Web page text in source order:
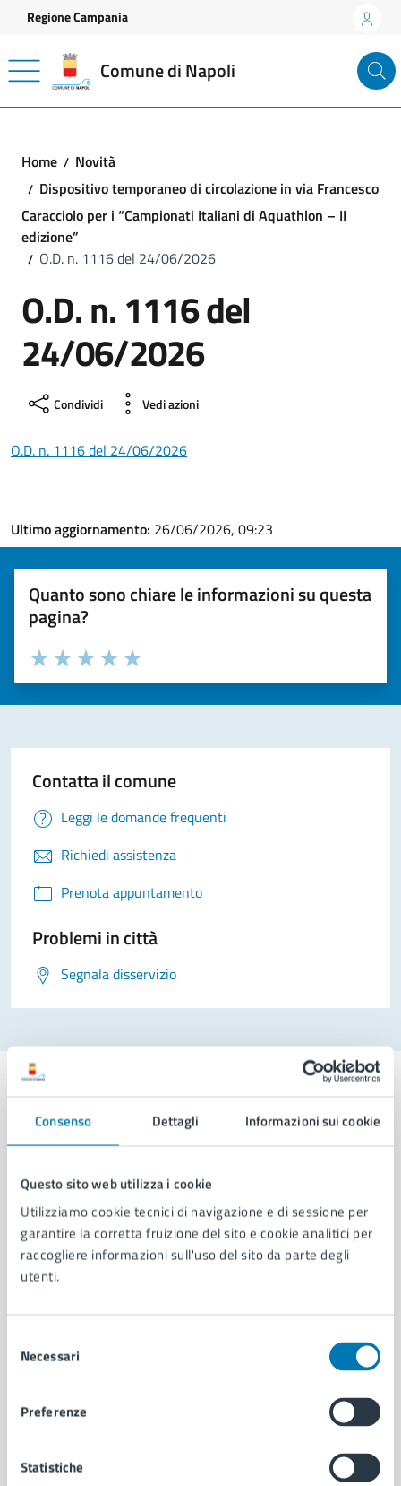
Consenso Dettagli Informazioni sui cookie
Questo sito web utilizza i cookie
Utilizziamo cookie tecnici di navigazione e di sessione per
garantire la corretta fruizione del sito e cookie analitici per
raccogliere informazioni sull'uso del sito da parte degli
utenti.
delNecessari
Preferenze
Statistiche
Vai ai contenuti
Vai al footer
Regione Campania
Comune di Napoli
Home
Novità
Dispositivo temporaneo di circolazione in via Francesco
Caracciolo per i “Campionati Italiani di Aquathlon – II
edizione”
O.D. n. 1116 del 24/06/2026
O.D. n. 1116 del
24/06/2026
Condividi Vedi azioni
O.D. n. 1116 del 24/06/2026
Ultimo aggiornamento: 26/06/2026, 09:23
Quanto sono chiare le informazioni su questa
pagina?
Valuta la chiarezza delle informazioni (da 1 a 5 stelle)
Seleziona il numero di stelle per valutare la chiarezza delle
Valuta 5 stelle su 5
Valuta 4 stelle su 5
Valuta 3 stelle su 5
Valuta 2 stelle su 5
Valuta 1 stelle su 5
Contatta il comune
Leggi le domande frequenti
Richiedi assistenza
Prenota appuntamento
Problemi in città
Segnala disservizio
Comune di Napoli
AMMINISTRAZIONE
Aree amministrative
Organi di governo
Municipalità
Personale amministrativo
Intranet, posta aziendale e protocollo
CATEGORIE DI SERVIZIO